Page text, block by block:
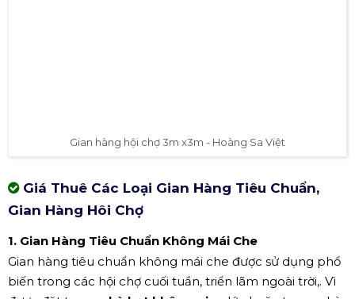
Gian hàng hội chợ 3m x3m - Hoàng Sa Việt
Giá Thuê Các Loại Gian Hàng Tiêu Chuẩn,
Gian Hàng Hôi Chợ
1. Gian Hàng Tiêu Chuẩn Không Mái Che
Gian hàng tiêu chuẩn không mái che được sử dụng phổ
biến trong các hội chợ cuối tuần, triển lãm ngoài trời,. Vì